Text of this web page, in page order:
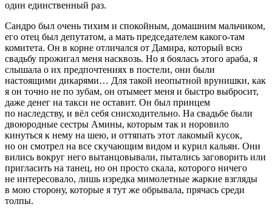
один единственный раз.
Сандро был очень тихим и спокойным, домашним мальчиком,
его отец был депутатом, а мать председателем какого-там
комитета. Он в корне отличался от Дамира, который всю
свадьбу прожигал меня насквозь. Но я боялась этого араба, я
слышала о их предпочтениях в постели, они были
настоящими дикарями… Для такой неопытной врунишки, как
я он точно не по зубам, он отымеет меня и быстро выбросит,
даже денег на такси не оставит. Он был принцем
по наследству, и вёл себя снисходительно. На свадьбе были
двоюродные сестры Амины, которым так и норовило
кинуться к нему на шею, и оттяпать этот лакомый кусок,
но он смотрел на все скучающим видом и курил кальян. Они
вились вокруг него вытанцовывали, пытались заговорить или
пригласить на танец, но он просто скала, которого ничего
не интересовало, лишь изредка мимолетные жаркие взгляды
в мою сторону, которые я тут же обрывала, прячась среди
толпы.